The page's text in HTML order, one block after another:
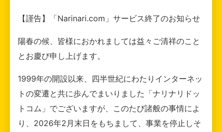
【謹告】「Narinari.com」サービス終了のお知らせ
陽春の候、皆様におかれましては益々ご清祥のこと
とお慶び申し上げます。
1999年の開設以来、四半世紀にわたりインターネッ
トの変遷と共に歩んでまいりました「ナリナリドッ
トコム」でございますが、このたび諸般の事情によ
り、2026年2月末日をもちまして、事業を停止しそ